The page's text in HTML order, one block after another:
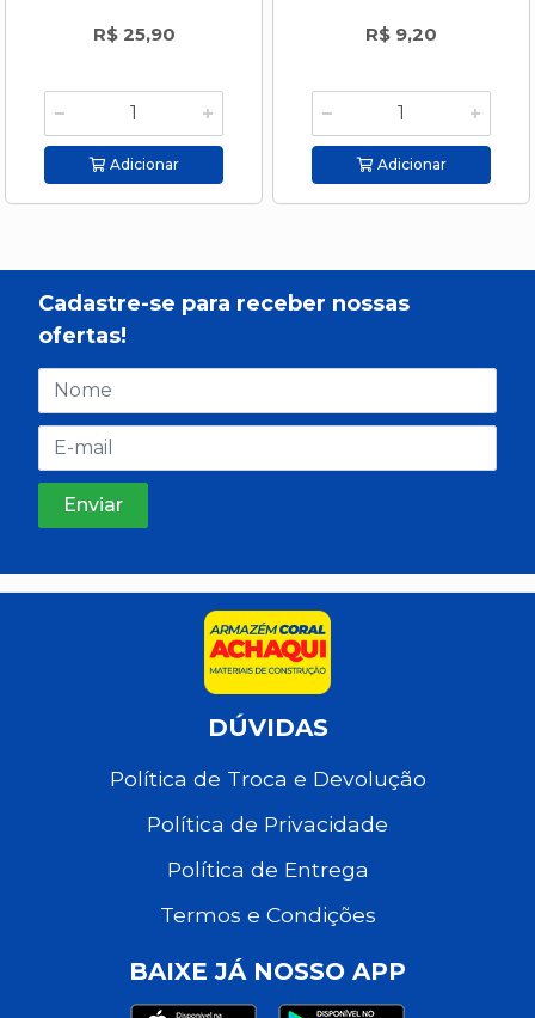
R$ 25,90
Adicionar
R$ 9,20
Adicionar
Cadastre-se para receber nossas
ofertas!
DÚVIDAS
Política de Troca e Devolução
Política de Privacidade
Política de Entrega
Termos e Condições
BAIXE JÁ NOSSO APP